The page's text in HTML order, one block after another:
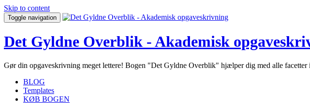
Skip to content
Toggle navigation
Det Gyldne Overblik - Akademisk
Gør din opgaveskrivning meget lettere! Bogen "Det Gyldne Overblik" hjælper dig med alle facetter
BLOG
Templates
KØB BOGEN